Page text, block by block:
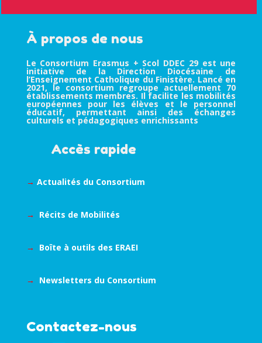
À propos de nous
Le Consortium Erasmus + Scol DDEC 29 est une
initiative de la Direction Diocésaine de
l’Enseignement Catholique du Finistère. Lancé en
2021, le consortium regroupe actuellement 70
établissements membres. Il facilite les mobilités
européennes pour les élèves et le personnel
éducatif, permettant ainsi des échanges
culturels et pédagogiques enrichissants
Accès rapide
→ Actualités du Consortium
→ Récits de Mobilités
→ Boîte à outils des ERAEI
→ Newsletters du Consortium
Contactez-nous